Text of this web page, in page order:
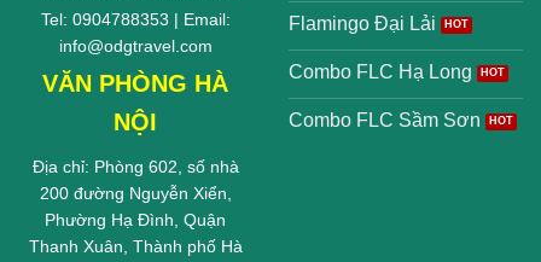
Tel: 0904788353 | Email:
info@odgtravel.com
VĂN PHÒNG HÀ
NỘI
Địa chỉ: Phòng 602, số nhà
200 đường Nguyễn Xiển,
Phường Hạ Đình, Quận
Thanh Xuân, Thành phố Hà
Flamingo Đại Lải
Combo FLC Hạ Long
Combo FLC Sầm Sơn